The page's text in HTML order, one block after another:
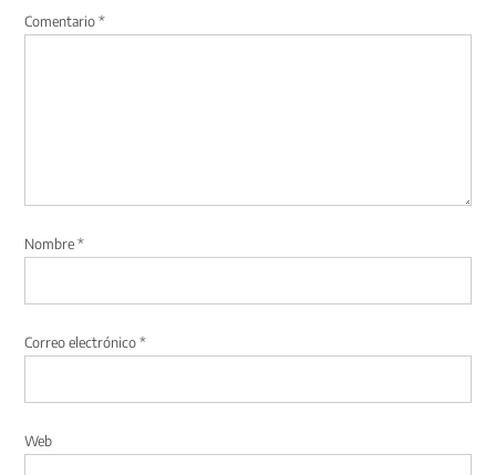
Comentario*
Nombre*
Correo electrónico*
Web